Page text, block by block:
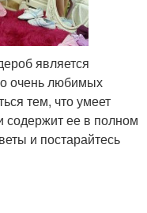
является
очень любимых
тем, что умеет
содержит ее в полном
и постарайтесь